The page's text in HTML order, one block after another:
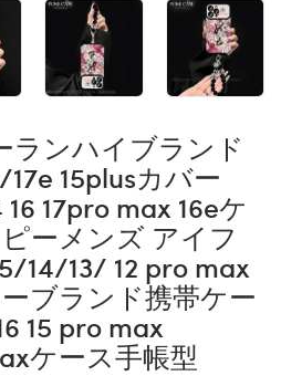
ランハイブランド
15plusカバー
17pro max 16eケ
ーメンズ アイフ
14/13/ 12 pro max
ブランド携帯ケー
15 pro max
ケース手帳型